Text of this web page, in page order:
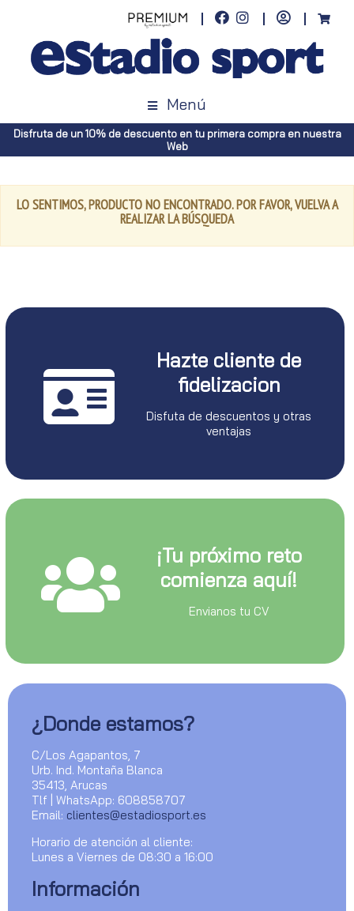
Menú
Disfruta de un 10% de descuento en tu primera compra en nuestra
Web
LO SENTIMOS, PRODUCTO NO ENCONTRADO. POR FAVOR, VUELVA A
REALIZAR LA BÚSQUEDA
Hazte cliente de
fidelizacion
Disfuta de descuentos y otras
ventajas
¡Tu próximo reto
comienza aquí!
Envianos tu CV
¿Donde estamos?
C/Los Agapantos, 7
Urb. Ind. Montaña Blanca
35413, Arucas
Tlf | WhatsApp: 608858707
Email: clientes@estadiosport.es
Horario de atención al cliente:
Lunes a Viernes de 08:30 a 16:00
Información